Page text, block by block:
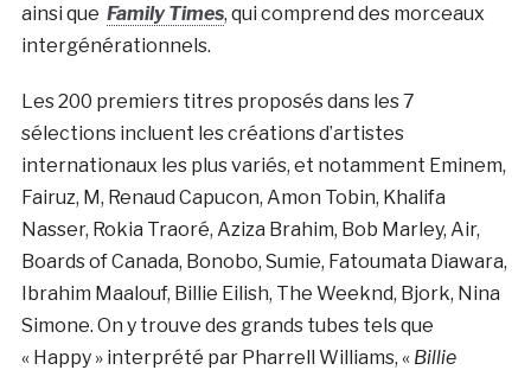
ainsi que Family Times, qui comprend des morceaux
intergénérationnels.
Les 200 premiers titres proposés dans les 7
sélections incluent les créations d’artistes
internationaux les plus variés, et notamment Eminem,
Fairuz, M, Renaud Capucon, Amon Tobin, Khalifa
Nasser, Rokia Traoré, Aziza Brahim, Bob Marley, Air,
Boards of Canada, Bonobo, Sumie, Fatoumata Diawara,
Ibrahim Maalouf, Billie Eilish, The Weeknd, Bjork, Nina
Simone. On y trouve des grands tubes tels que
« Happy » interprété par Pharrell Williams, « Billie